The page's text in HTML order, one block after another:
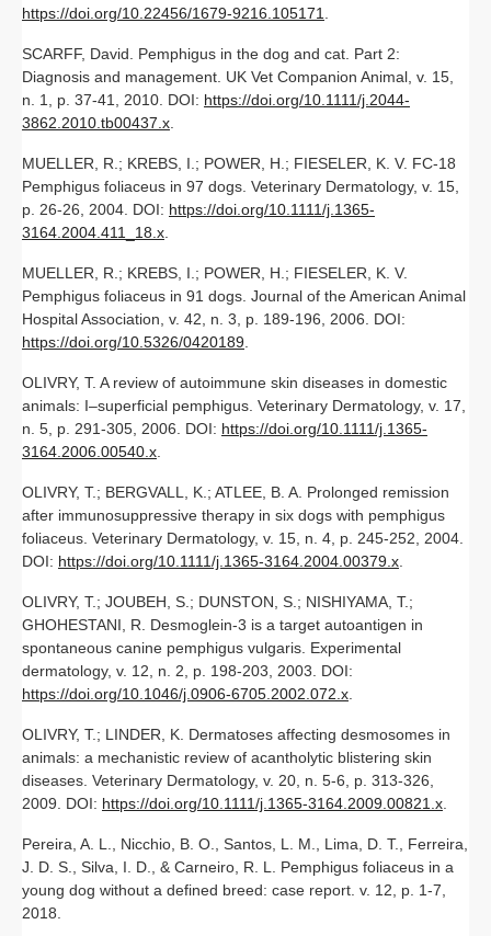
https://doi.org/10.22456/1679-9216.105171
SCARFF, David. Pemphigus in the dog and cat. Part 2:
Diagnosis and management. UK Vet Companion Animal, v. 15,
n. 1, p. 37-41, 2010. DOI: https://doi.org/10.1111/j.2044-
3862.2010.tb00437.x
MUELLER, R.; KREBS, I.; POWER, H.; FIESELER, K. V. FC‐18
Pemphigus foliaceus in 97 dogs. Veterinary Dermatology, v. 15,
p. 26-26, 2004. DOI: https://doi.org/10.1111/j.1365-
3164.2004.411_18.x
MUELLER, R.; KREBS, I.; POWER, H.; FIESELER, K. V.
Pemphigus foliaceus in 91 dogs. Journal of the American Animal
Hospital Association, v. 42, n. 3, p. 189-196, 2006. DOI:
https://doi.org/10.5326/0420189
OLIVRY, T. A review of autoimmune skin diseases in domestic
animals: I–superficial pemphigus. Veterinary Dermatology, v. 17,
n. 5, p. 291-305, 2006. DOI: https://doi.org/10.1111/j.1365-
3164.2006.00540.x
OLIVRY, T.; BERGVALL, K.; ATLEE, B. A. Prolonged remission
after immunosuppressive therapy in six dogs with pemphigus
foliaceus. Veterinary Dermatology, v. 15, n. 4, p. 245-252, 2004.
DOI: https://doi.org/10.1111/j.1365-3164.2004.00379.x
OLIVRY, T.; JOUBEH, S.; DUNSTON, S.; NISHIYAMA, T.;
GHOHESTANI, R. Desmoglein‐3 is a target autoantigen in
spontaneous canine pemphigus vulgaris. Experimental
dermatology, v. 12, n. 2, p. 198-203, 2003. DOI:
https://doi.org/10.1046/j.0906-6705.2002.072.x
OLIVRY, T.; LINDER, K. Dermatoses affecting desmosomes in
animals: a mechanistic review of acantholytic blistering skin
diseases. Veterinary Dermatology, v. 20, n. 5-6, p. 313-326,
2009. DOI: https://doi.org/10.1111/j.1365-3164.2009.00821.x
Pereira, A. L., Nicchio, B. O., Santos, L. M., Lima, D. T., Ferreira,
J. D. S., Silva, I. D., & Carneiro, R. L. Pemphigus foliaceus in a
young dog without a defined breed: case report. v. 12, p. 1-7,
2018.